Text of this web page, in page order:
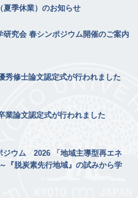
夏季休業）のお知らせ
研究会 春シンポジウム開催のご案内
秀修士論文認定式が行われました
業論文認定式が行われました
ウム 2026 「地域主導型再エネ
『脱炭素先行地域』の試みから学